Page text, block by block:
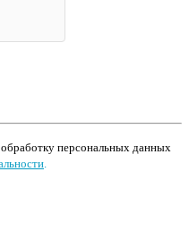
персональных данных